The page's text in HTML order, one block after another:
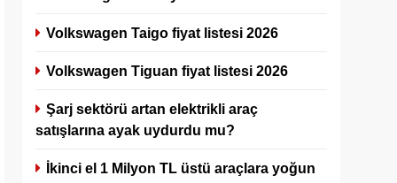
Volkswagen Taigo fiyat listesi 2026
Volkswagen Tiguan fiyat listesi 2026
Şarj sektörü artan elektrikli araç
satışlarına ayak uydurdu mu?
İkinci el 1 Milyon TL üstü araçlara yoğun